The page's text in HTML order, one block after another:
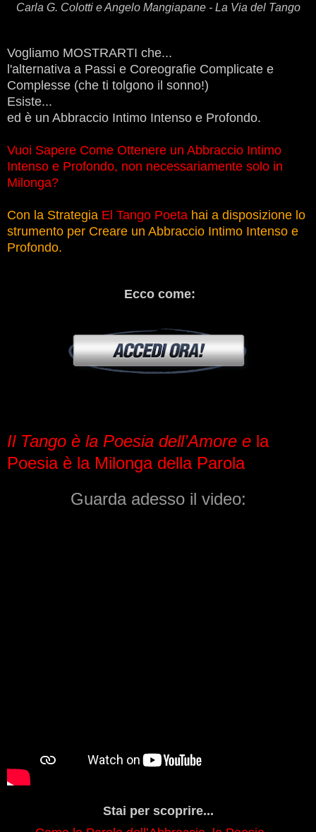
Carla G. Colotti e Angelo Mangiapane - La Via del Tango
Vogliamo MOSTRARTI che...
l'alternativa a Passi e Coreografie Complicate e
Complesse (che ti tolgono il sonno!)
Esiste...
ed è un Abbraccio Intimo Intenso e Profondo.
Vuoi Sapere Come Ottenere un Abbraccio Intimo
Intenso e Profondo, non necessariamente solo in
Milonga?
Con la Strategia El Tango Poeta hai a disposizione lo
strumento per Creare un Abbraccio Intimo Intenso e
Profondo.
Ecco come:
Il Tango è la Poesia dell’Amore e la
Poesia è la Milonga della Parola
Guarda adesso il video:
Stai per scoprire...